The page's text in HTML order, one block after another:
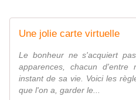
Une jolie carte virtuelle
Le bonheur ne s'acquiert
apparences, chacun
instant de sa vie. Voici les
que l'on a, garder le...